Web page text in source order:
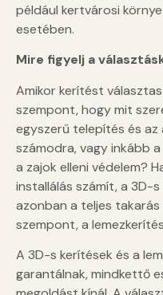
például kertvárosi
esetében.
Mire figyelj a
Amikor kerítést
szempont, hogy mit
egyszerű telepítés és
számodra, vagy inkább
a zajok elleni védelem?
installálás számít, a 3D-
azonban a teljes
szempont, a
A 3D-s kerítések és a
garantálnak, mindkettő